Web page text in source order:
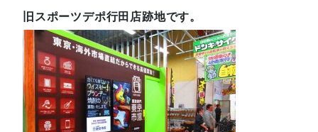
旧スポーツデポ行田店跡地です。